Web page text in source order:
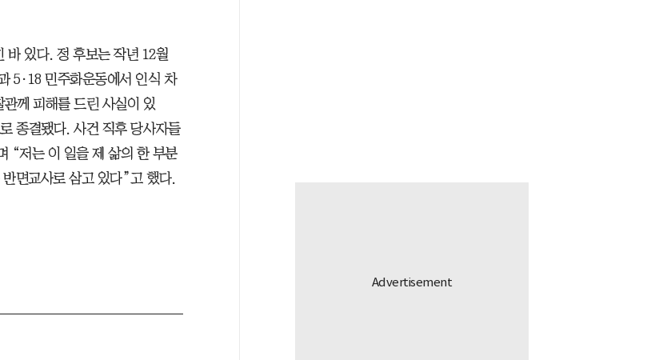
바 있다. 정 후보는 작년 12월
5·18 민주화운동에서 인식 차
께 피해를 드린 사실이 있
종결됐다. 사건 직후 당사자들
“저는 이 일을 제 삶의 한 부분
면교사로 삼고 있다”고 했다.